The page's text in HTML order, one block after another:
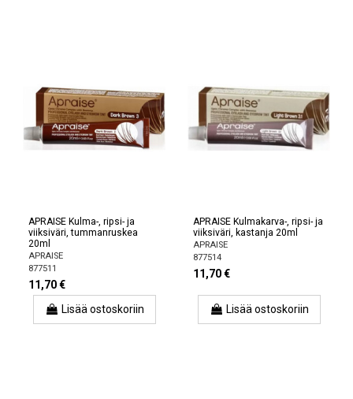
APRAISE Kulma-, ripsi- ja
viiksiväri, tummanruskea
20ml
APRAISE
877511
11,70 €
Lisää ostoskoriin
APRAISE Kulmakarva-, ripsi- ja
viiksiväri, kastanja 20ml
APRAISE
877514
11,70 €
Lisää ostoskoriin